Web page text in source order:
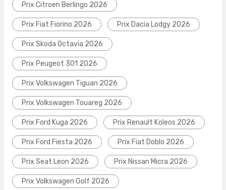
Prix Citroen Berlingo 2026
Prix Fiat Fiorino 2026 Prix Dacia Lodgy 2026
Prix Skoda Octavia 2026
Prix Peugeot 301 2026
Prix Volkswagen Tiguan 2026
Prix Volkswagen Touareg 2026
Prix Ford Kuga 2026 Prix Renault Koleos 2026
Prix Ford Fiesta 2026 Prix Fiat Doblo 2026
Prix Seat Leon 2026 Prix Nissan Micra 2026
Prix Volkswagen Golf 2026